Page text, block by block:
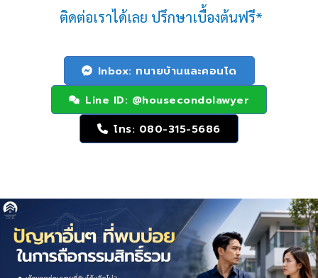
ติดต่อเราได้เลย ปรึกษาเบื้องต้นฟรี*
Inbox: ทนายบ้านและคอนโด
Line ID: @housecondolawyer
โทร: 080-315-5686